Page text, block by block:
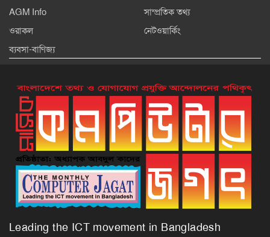
AGM Info
সাম্প্রতিক তথ্য
ওরাকল
নেটওয়ার্কিং
ব্যবসা-বাণিজ্য
Leading the ICT movement in Bangladesh